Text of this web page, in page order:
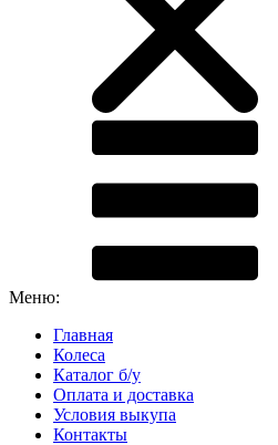
Меню:
Главная
Колеса
Каталог б/у
Оплата и доставка
Условия выкупа
Контакты